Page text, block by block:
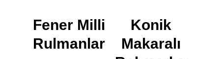
Fener Milli
Rulmanlar
Konik
Makaralı